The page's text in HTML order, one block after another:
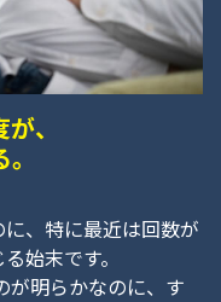
、
に、特に最近は回数が
始末です。
が明らかなのに、す